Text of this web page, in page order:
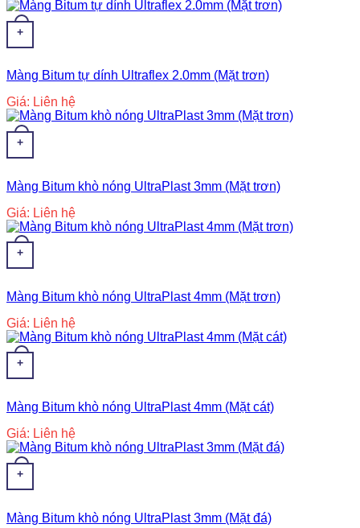
+
Màng Bitum tự dính Ultraflex 2.0mm (Mặt trơn)
Giá: Liên hệ
+
Màng Bitum khò nóng UltraPlast 3mm (Mặt trơn)
Giá: Liên hệ
+
Màng Bitum khò nóng UltraPlast 4mm (Mặt trơn)
Giá: Liên hệ
+
Màng Bitum khò nóng UltraPlast 4mm (Mặt cát)
Giá: Liên hệ
+
Màng Bitum khò nóng UltraPlast 3mm (Mặt đá)